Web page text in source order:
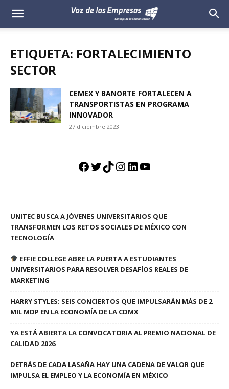
Voz
Empresas
ETIQUETA: FORTALECIMIENTO
SECTOR
CEMEX Y BANORTE FORTALECEN A
TRANSPORTISTAS EN PROGRAMA
INNOVADOR
27 diciembre 2023
Facebook
Twitter
TikTok
Instagram
LinkedIn
YouTube
UNITEC BUSCA A JÓVENES UNIVERSITARIOS QUE
TRANSFORMEN LOS RETOS SOCIALES DE MÉXICO CON
TECNOLOGÍA
EFFIE COLLEGE ABRE LA PUERTA A ESTUDIANTES
UNIVERSITARIOS PARA RESOLVER DESAFÍOS REALES DE
MARKETING
HARRY STYLES: SEIS CONCIERTOS QUE IMPULSARÁN MÁS DE 2
MIL MDP EN LA ECONOMÍA DE LA CDMX
YA ESTÁ ABIERTA LA CONVOCATORIA AL PREMIO NACIONAL DE
CALIDAD 2026
DETRÁS DE CADA LASAÑA HAY UNA CADENA DE VALOR QUE
IMPULSA EL EMPLEO Y LA ECONOMÍA EN MÉXICO